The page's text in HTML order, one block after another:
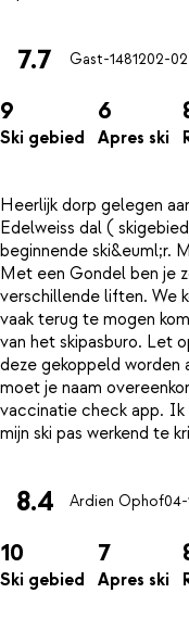
7.7 Gast-1481202-
9
Ski gebied
6
Apres ski
Heerlijk dorp gelegen
Edelweiss dal (
beginnende ski&euml;r.
Met een Gondel ben je
verschillende liften. We
vaak terug te mogen
van het skipasburo. Let
deze gekoppeld worden
moet je naam
vaccinatie check app. Ik
8.4 Ardien Ophof04-
10
Ski gebied
7
Apres ski